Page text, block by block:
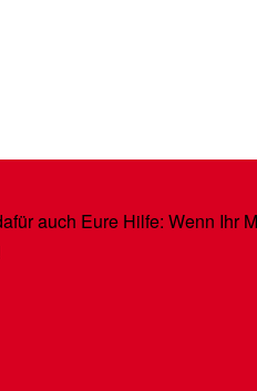
auch Eure Hilfe: Wenn Ihr